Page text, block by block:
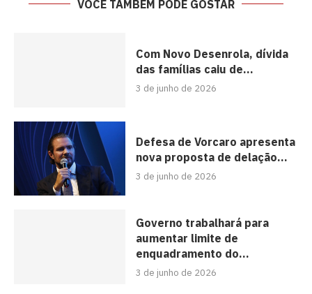
VOCÊ TAMBÉM PODE GOSTAR
Com Novo Desenrola, dívida
das famílias caiu de...
3 de junho de 2026
Defesa de Vorcaro apresenta
nova proposta de delação...
3 de junho de 2026
Governo trabalhará para
aumentar limite de
enquadramento do...
3 de junho de 2026